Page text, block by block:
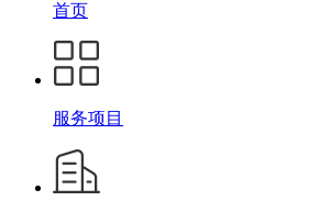
首页
服务项目